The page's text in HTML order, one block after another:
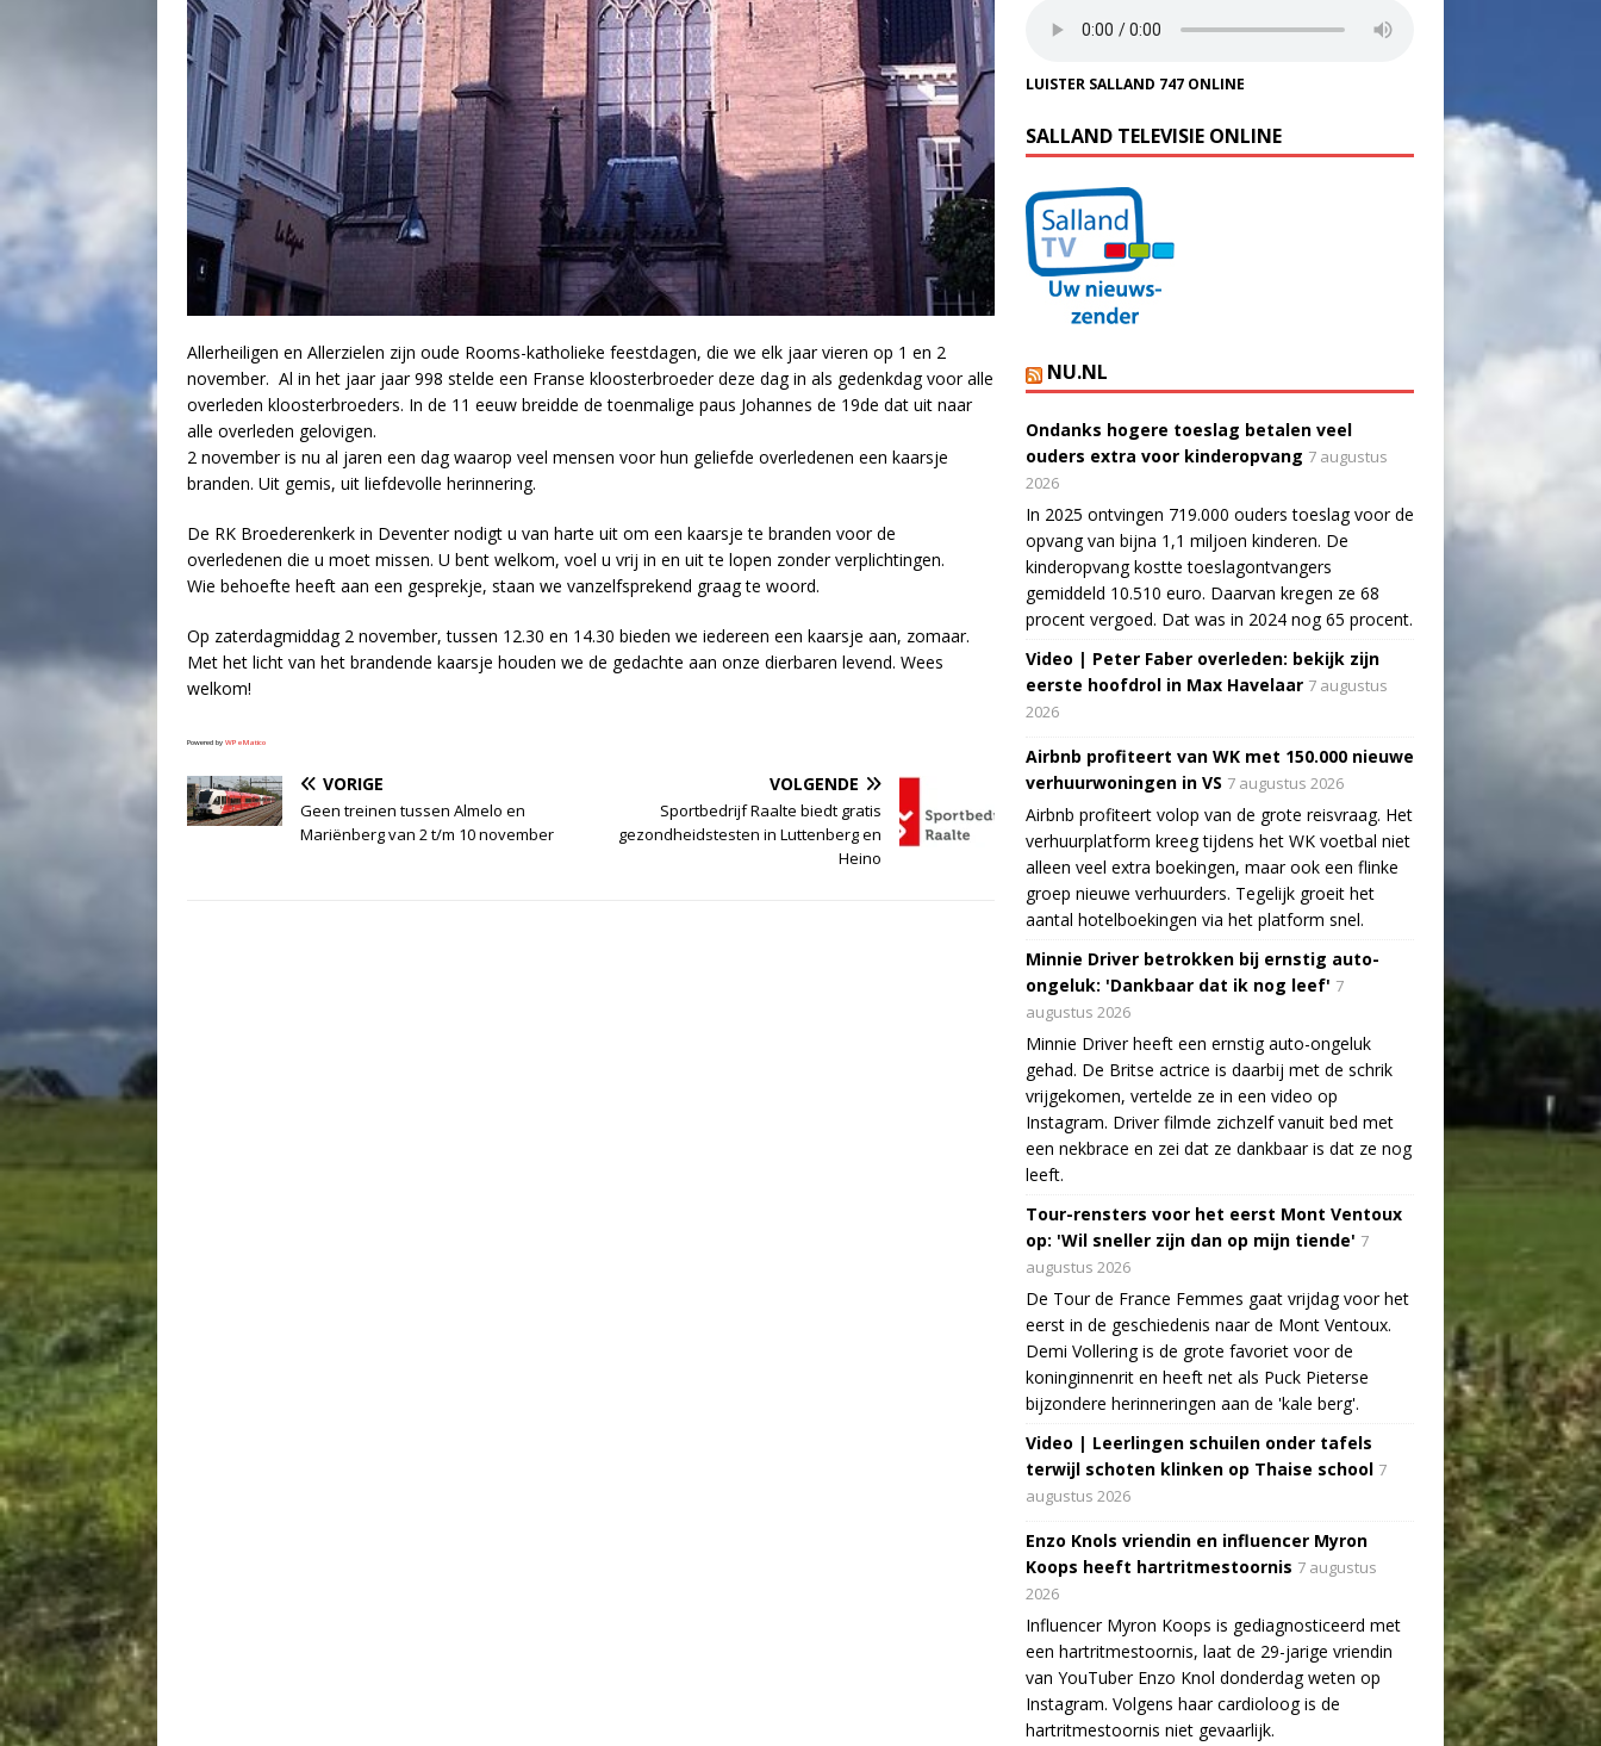
Allerheiligen en Allerzielen zijn oude Rooms-katholieke feestdagen, die we elk jaar vieren op 1 en 2
november. Al in het jaar jaar 998 stelde een Franse kloosterbroeder deze dag in als gedenkdag voor alle
overleden kloosterbroeders. In de 11 eeuw breidde de toenmalige paus Johannes de 19de dat uit naar
alle overleden gelovigen.
2 november is nu al jaren een dag waarop veel mensen voor hun geliefde overledenen een kaarsje
branden. Uit gemis, uit liefdevolle herinnering.
De RK Broederenkerk in Deventer nodigt u van harte uit om een kaarsje te branden voor de
overledenen die u moet missen. U bent welkom, voel u vrij in en uit te lopen zonder verplichtingen.
Wie behoefte heeft aan een gesprekje, staan we vanzelfsprekend graag te woord.
Op zaterdagmiddag 2 november, tussen 12.30 en 14.30 bieden we iedereen een kaarsje aan, zomaar.
Met het licht van het brandende kaarsje houden we de gedachte aan onze dierbaren levend. Wees
welkom!
Powered by WPeMatico
VORIGE
Geen treinen tussen Almelo en
Mariënberg van 2 t/m 10 november
VOLGENDE
Sportbedrijf Raalte biedt gratis
gezondheidstesten in Luttenberg en
Heino
LUISTER SALLAND 747 ONLINE
SALLAND TELEVISIE ONLINE
NU.NL
Ondanks hogere toeslag betalen veel
ouders extra voor kinderopvang 7 augustus
2026
In 2025 ontvingen 719.000 ouders toeslag voor de
opvang van bijna 1,1 miljoen kinderen. De
kinderopvang kostte toeslagontvangers
gemiddeld 10.510 euro. Daarvan kregen ze 68
procent vergoed. Dat was in 2024 nog 65 procent.
Video | Peter Faber overleden: bekijk zijn
eerste hoofdrol in Max Havelaar 7 augustus
2026
Airbnb profiteert van WK met 150.000 nieuwe
verhuurwoningen in VS 7 augustus 2026
Airbnb profiteert volop van de grote reisvraag. Het
verhuurplatform kreeg tijdens het WK voetbal niet
alleen veel extra boekingen, maar ook een flinke
groep nieuwe verhuurders. Tegelijk groeit het
aantal hotelboekingen via het platform snel.
Minnie Driver betrokken bij ernstig auto-
ongeluk: 'Dankbaar dat ik nog leef' 7
augustus 2026
Minnie Driver heeft een ernstig auto-ongeluk
gehad. De Britse actrice is daarbij met de schrik
vrijgekomen, vertelde ze in een video op
Instagram. Driver filmde zichzelf vanuit bed met
een nekbrace en zei dat ze dankbaar is dat ze nog
leeft.
Tour-rensters voor het eerst Mont Ventoux
op: 'Wil sneller zijn dan op mijn tiende' 7
augustus 2026
De Tour de France Femmes gaat vrijdag voor het
eerst in de geschiedenis naar de Mont Ventoux.
Demi Vollering is de grote favoriet voor de
koninginnenrit en heeft net als Puck Pieterse
bijzondere herinneringen aan de 'kale berg'.
Video | Leerlingen schuilen onder tafels
terwijl schoten klinken op Thaise school 7
augustus 2026
Enzo Knols vriendin en influencer Myron
Koops heeft hartritmestoornis 7 augustus
2026
Influencer Myron Koops is gediagnosticeerd met
een hartritmestoornis, laat de 29-jarige vriendin
van YouTuber Enzo Knol donderdag weten op
Instagram. Volgens haar cardioloog is de
hartritmestoornis niet gevaarlijk.